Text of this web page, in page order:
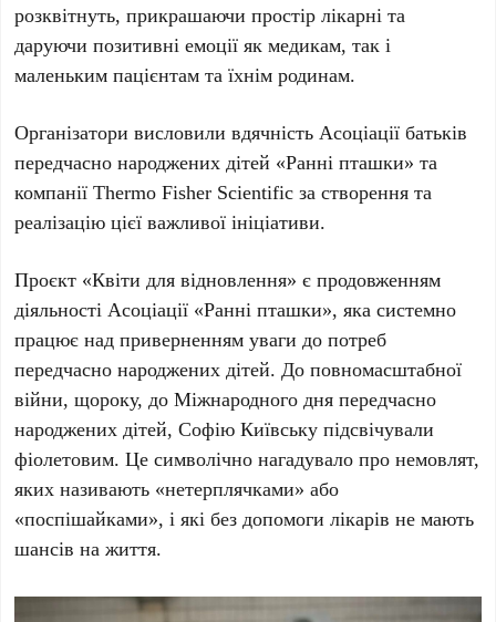
розквітнуть, прикрашаючи простір лікарні та
даруючи позитивні емоції як медикам, так і
маленьким пацієнтам та їхнім родинам.
Організатори висловили вдячністьАсоціації батьків
передчасно народжених дітей «Ранні пташки» та
компаніїThermo Fisher Scientific за створення та
реалізацію цієї важливої ініціативи.
Проєкт «Квіти для відновлення» є продовженням
діяльностіАсоціації «Ранні пташки», яка системно
працює над приверненням уваги до потреб
передчасно народжених дітей. До повномасштабної
війни, щороку, доМіжнародного дня передчасно
народжених дітей,Софію Київську підсвічували
фіолетовим. Це символічно нагадувало про немовлят,
яких називають «нетерплячками» або
«поспішайками», і які без допомоги лікарів не мають
шансів на життя.